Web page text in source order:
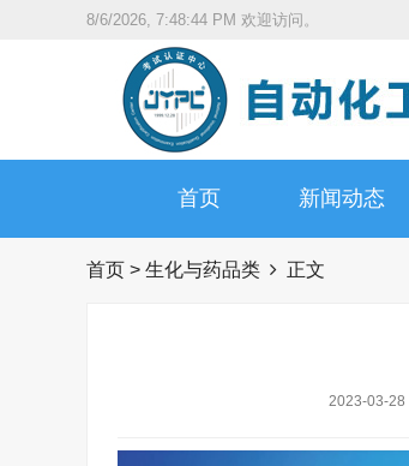
8/6/2026, 7:48:45 PM 欢迎访问。
首页 新闻动态
首页 > 生化与药品类 正文
2023-03-28